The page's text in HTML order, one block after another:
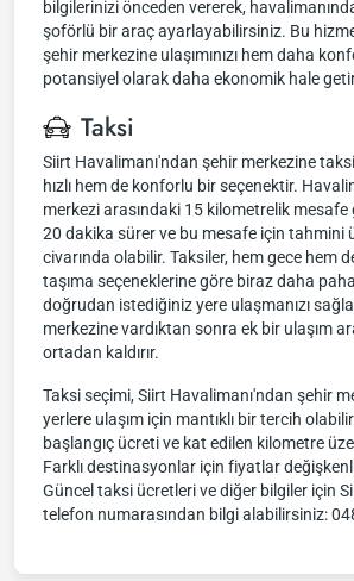
bilgilerinizi önceden vererek,
şoförlü bir araç ayarlayabilirsiniz. Bu
şehir merkezine ulaşımınızı hem daha
potansiyel olarak daha ekonomik hale
Taksi
Siirt Havalimanı'ndan şehir merkezine
hızlı hem de konforlu bir seçenektir.
merkezi arasındaki 15 kilometrelik mesafe
20 dakika sürer ve bu mesafe için tahmini
civarında olabilir. Taksiler, hem gece hem
taşıma seçeneklerine göre biraz daha
doğrudan istediğiniz yere ulaşmanızı
merkezine vardıktan sonra ek bir ulaşım
ortadan kaldırır.
Taksi seçimi, Siirt Havalimanı'ndan şehir
yerlere ulaşım için mantıklı bir tercih
başlangıç ücreti ve kat edilen kilometre
Farklı destinasyonlar için fiyatlar
Güncel taksi ücretleri ve diğer bilgiler için
telefon numarasından bilgi alabilirsiniz: